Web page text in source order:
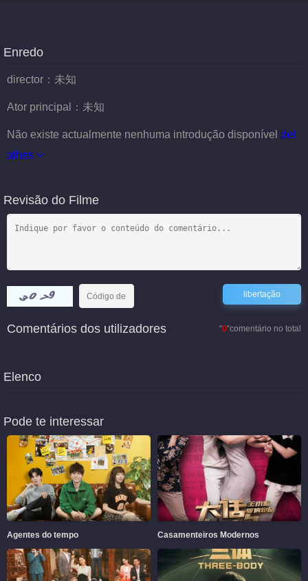
Enredo
director： 未知
Ator principal： 未知
Não existe actualmente nenhuma introdução disponível det
alhes
Revisão do Filme
“0”comentário no total
Comentários dos utilizadores
Elenco
Pode te interessar
Agentes do tempo Casamenteiros Modernos